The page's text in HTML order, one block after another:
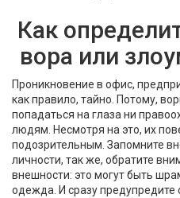
Как
вора или
Проникновение в офис,
как правило, тайно. Потому,
попадаться на глаза ни
людям. Несмотря на это, их
подозрительным. Запомните
личности, так же, обратите
внешности: это могут быть
одежда. И сразу предупредите